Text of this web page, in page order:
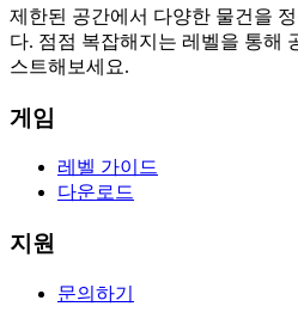
제한된 공간에서 다양한 물건을
다. 점점 복잡해지는 레벨을 통해
스트해보세요.
게임
레벨 가이드
다운로드
지원
문의하기